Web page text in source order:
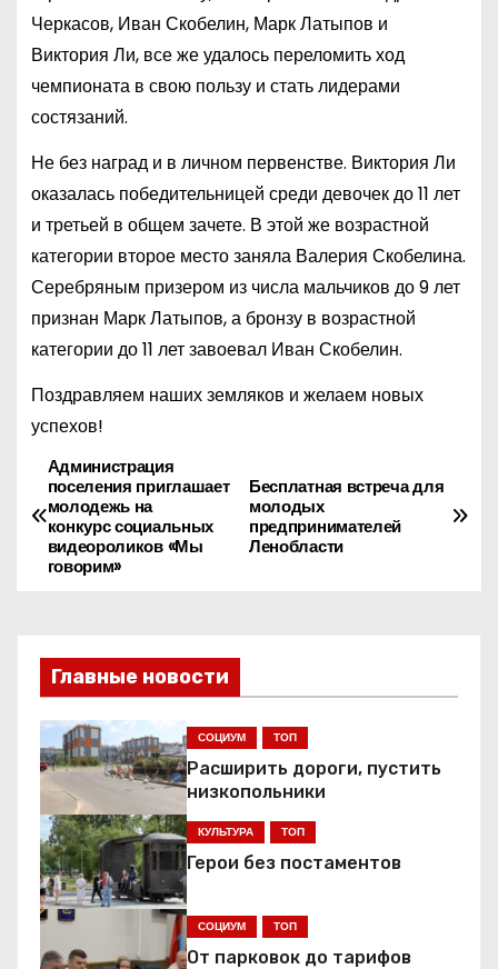
Черкасов, Иван Скобелин, Марк Латыпов и
Виктория Ли, все же удалось переломить ход
чемпионата в свою пользу и стать лидерами
состязаний.
Не без наград и в личном первенстве. Виктория Ли
оказалась победительницей среди девочек до 11 лет
и третьей в общем зачете. В этой же возрастной
категории второе место заняла Валерия Скобелина.
Серебряным призером из числа мальчиков до 9 лет
признан Марк Латыпов, а бронзу в возрастной
категории до 11 лет завоевал Иван Скобелин.
Поздравляем наших земляков и желаем новых
успехов!
Н
а
в
г
а
ц
и
я
п
о
Бесплатная встреча для
молодых
предпринимателей
Ленобласти
Администрация
поселения приглашает
молодежь на
конкурс социальных
видеороликов «Мы
говорим»
Главные новости
СОЦИУМ ТОП
Расширить дороги, пустить
низкопольники
КУЛЬТУРА ТОП
Герои без постаментов
СОЦИУМ ТОП
От парковок до тарифов